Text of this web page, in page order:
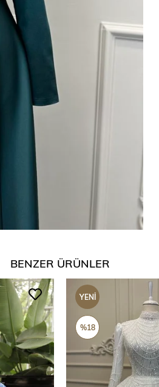
BENZER ÜRÜNLER
YENI
ÜRÜN
%18